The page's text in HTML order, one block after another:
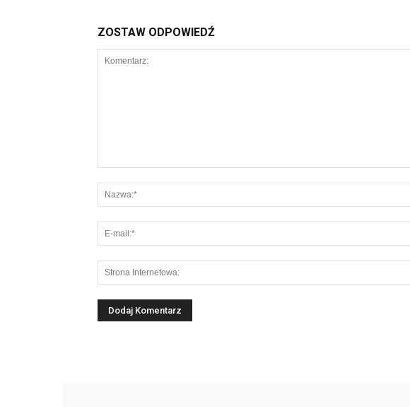
ZOSTAW ODPOWIEDŹ